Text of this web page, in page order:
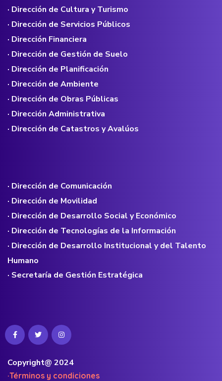
· Dirección de Cultura y Turismo
· Dirección de Servicios Públicos
· Dirección Financiera
· Dirección de Gestión de Suelo
· Dirección de Planificación
· Dirección de Ambiente
· Dirección de Obras Públicas
· Dirección Administrativa
· Dirección de Catastros y Avalúos
· Dirección de Comunicación
· Dirección de Movilidad
· Dirección de Desarrollo Social y Económico
· Dirección de Tecnologías de la Información
· Dirección de Desarrollo Institucional y del Talento
Humano
· Secretaría de Gestión Estratégica
Copyright@ 2024
·Términos y condiciones